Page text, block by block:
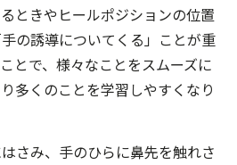
ときやヒールポジションの位置
の誘導についてくる」ことが重
とで、様々なことをスムーズに
多くのことを学習しやすくなり
さみ、手のひらに鼻先を触れさ